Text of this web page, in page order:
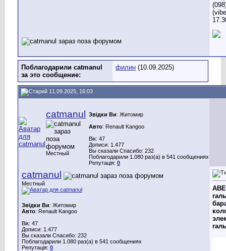
Поблагодарили catmanul
за это сообщение:
филин (10.09.2025)
11.09.2025, 16:03
catmanul
Местный
Звідки Ви: Житомир
Авто: Renault Kangoo
Вік: 47
Дописи: 1.477
Вы сказали Спасибо: 232
Поблагодарили 1.080 раз(а) в 541 сообщениях
Репутація: 0
catmanul
Местный
Звідки Ви: Житомир
Авто: Renault Kangoo
Вік: 47
Дописи: 1.477
Вы сказали Спасибо: 232
Поблагодарили 1.080 раз(а) в 541 сообщениях
Репутація: 0